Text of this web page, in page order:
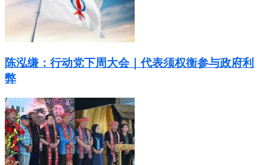
陈泓缣：行动党下周大会｜代表须权衡参与政府利
弊